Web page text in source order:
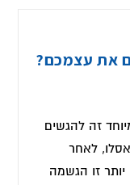
את עצמכם?
זה להגשים
לאחר
זו הגשמה